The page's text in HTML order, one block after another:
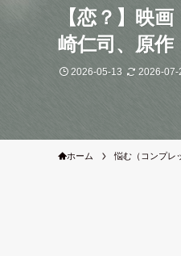
【恋？】映
崎仁司、原作
2026-05-13 2026-07-
ホーム 悩む（コンプレ